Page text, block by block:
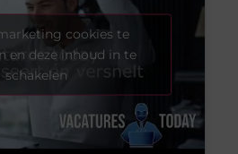
cookies te
en deze inhoud in te
schakelen